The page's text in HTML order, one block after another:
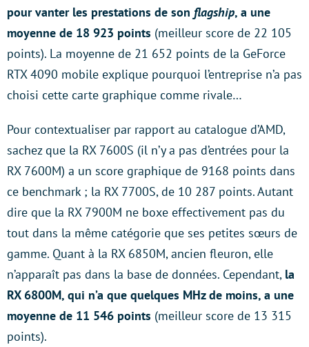
pour vanter les prestations de son flagship, a une
moyenne de 18 923 points (meilleur score de 22 105
points). La moyenne de 21 652 points de la GeForce
RTX 4090 mobile explique pourquoi l’entreprise n’a pas
choisi cette carte graphique comme rivale…
Pour contextualiser par rapport au catalogue d’AMD,
sachez que la RX 7600S (il n’y a pas d’entrées pour la
RX 7600M) a un score graphique de 9168 points dans
ce benchmark ; la RX 7700S, de 10 287 points. Autant
dire que la RX 7900M ne boxe effectivement pas du
tout dans la même catégorie que ses petites sœurs de
gamme. Quant à la RX 6850M, ancien fleuron, elle
n’apparaît pas dans la base de données. Cependant, la
RX 6800M, qui n’a que quelques MHz de moins, a une
moyenne de 11 546 points (meilleur score de 13 315
points).